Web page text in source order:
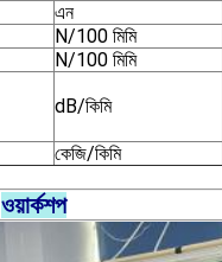
এন
N/100 মিমি
N/100 মিমি
dB/কিমি
কেজি/কিমি
ওয়ার্কশপ